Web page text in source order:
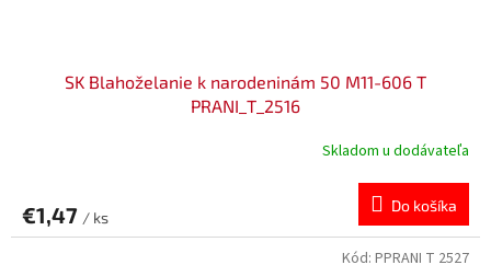
SK Blahoželanie k narodeninám 50 M11-606 T
PRANI_T_2516
Skladom u dodávateľa
€1,47 / ks
Do košíka
Kód: PPRANI T 2527